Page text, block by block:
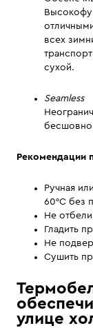
всех
сухой.
Seamless
Рекомендации
Ручная
60°С без
Не
Гладить
Не
Сушить
улице